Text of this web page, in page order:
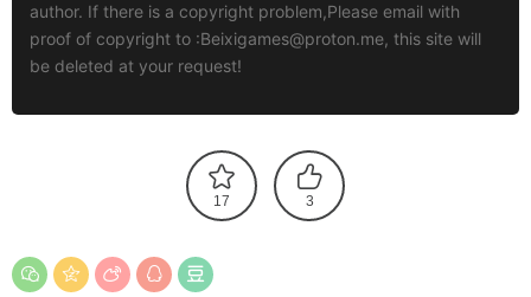
author. If there is a copyright problem,Please email with
proof of copyright to :Beixigames@proton.me, this site will
be deleted at your request!
17 3